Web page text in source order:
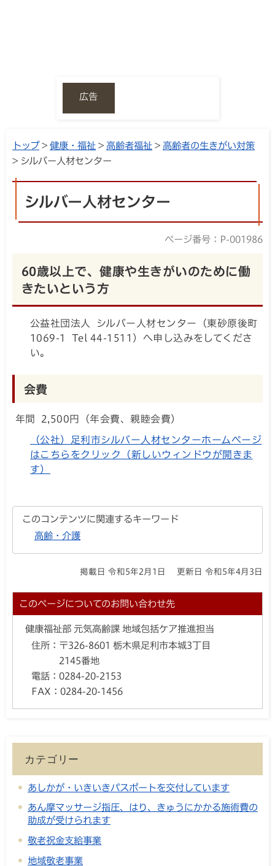
広告
トップ> 健康・福祉 > 高齢者福祉 > 高齢者の生きがい対策
> シルバー人材センター
シルバー人材センター
ページ番号：P-001986
60歳以上で、健康や生きがいのために働
きたいという方
公益社団法人 シルバー人材センター（東砂原後町
1069-1 Tel 44-1511）へ申し込みをしてくださ
い。
会費
年間 2,500円（年会費、親睦会費）
（公社）足利市シルバー人材センターホームページ
はこちらをクリック（新しいウィンドウが開きま
す）
このコンテンツに関連するキーワード
高齢・介護
掲載日 令和5年2月1日 更新日 令和5年4月3日
このページについてのお問い合わせ先
健康福祉部 元気高齢課 地域包括ケア推進担当
住所： 〒326-8601 栃木県足利市本城3丁目
2145番地
電話： 0284-20-2153
FAX： 0284-20-1456
カテゴリー
あしかが・いきいきパスポートを交付しています
あん摩マッサージ指圧、はり、きゅうにかかる施術費の
助成が受けられます
敬老祝金支給事業
地域敬老事業